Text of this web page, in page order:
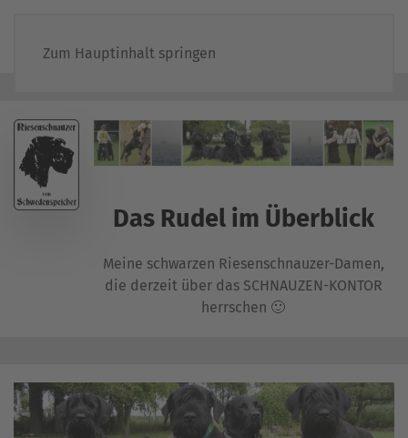
Zum Hauptinhalt springen
Das Rudel im Überblick
Meine schwarzen Riesenschnauzer-Damen,
die derzeit über das SCHNAUZEN-KONTOR
herrschen 🙂